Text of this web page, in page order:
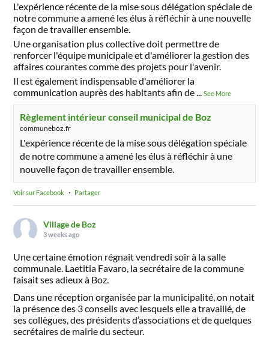
L'expérience récente de la mise sous délégation spéciale de
notre commune a amené les élus à réfléchir à une nouvelle
façon de travailler ensemble.
Une organisation plus collective doit permettre de
renforcer l'équipe municipale et d'améliorer la gestion des
affaires courantes comme des projets pour l'avenir.
Il est également indispensable d'améliorer la
communication auprès des habitants afin de...See More
Règlement intérieur conseil municipal de Boz
communeboz.fr
L'expérience récente de la mise sous délégation spéciale
de notre commune a amené les élus à réfléchir à une
nouvelle façon de travailler ensemble.
Voir sur Facebook · Partager
Village de Boz
3 weeks ago
Une certaine émotion régnait vendredi soir à la salle
communale. Laetitia Favaro, la secrétaire de la commune
faisait ses adieux à Boz.
Dans une réception organisée par la municipalité, on notait
la présence des 3 conseils avec lesquels elle a travaillé, de
ses collègues, des présidents d’associations et de quelques
secrétaires de mairie du secteur.